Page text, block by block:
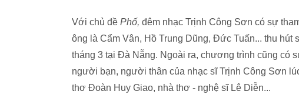
Với chủ đề Phố, đêm nhạc Trịnh Công Sơn có sự
ông là Cẩm Vân, Hồ Trung Dũng, Đức Tuấn... thu
tháng 3 tại Đà Nẵng. Ngoài ra, chương trình cũng có
người bạn, người thân của nhạc sĩ Trịnh Công Sơn
thơ Đoàn Huy Giao, nhà thơ - nghệ sĩ Lê Diễn...